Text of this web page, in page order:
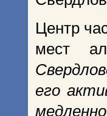
Центр
мест
его